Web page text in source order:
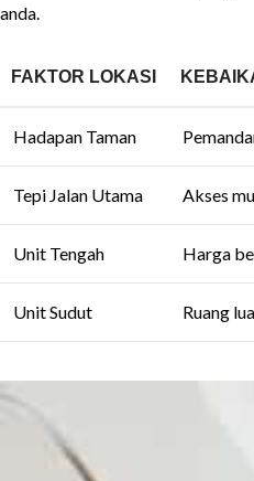
anda.
FAKTOR LOKASI
Hadapan Taman
Tepi Jalan Utama Akses
Unit Tengah Harga
Unit Sudut Ruang